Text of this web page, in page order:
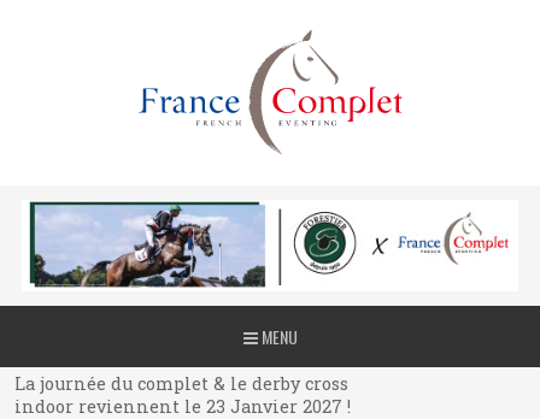
MENU
La journée du complet & le derby cross
indoor reviennent le 23 Janvier 2027 !
La journée du complet & le derby cross
indoor reviennent le 23 Janvier 2027 !